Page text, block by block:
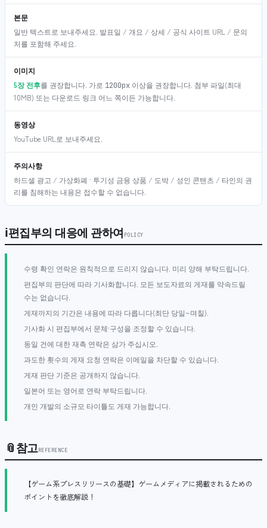
본문
일반 텍스트로 보내주세요. 발표일 / 개요 / 상세 / 공식 사이트 URL / 문의
처를 포함해 주세요.
이미지
5장 전후를 권장합니다. 가로 1200px 이상을 권장합니다. 첨부 파일(최대
10MB) 또는 다운로드 링크 어느 쪽이든 가능합니다.
동영상
YouTube URL로 보내주세요.
주의사항
하드셀 광고 / 가상화폐 · 투기성 금융 상품 / 도박 / 성인 콘텐츠 / 타인의 권
리를 침해하는 내용은 접수할 수 없습니다.
ℹ편집부의 대응에 관하여 POLICY
수령 확인 연락은 원칙적으로 드리지 않습니다. 미리 양해 부탁드립니다.
편집부의 판단에 따라 기사화합니다. 모든 보도자료의 게재를 약속드릴
수는 없습니다.
게재까지의 기간은 내용에 따라 다릅니다(최단 당일~며칠).
기사화 시 편집부에서 문체·구성을 조정할 수 있습니다.
동일 건에 대한 재촉 연락은 삼가 주십시오.
과도한 횟수의 게재 요청 연락은 이메일을 차단할 수 있습니다.
게재 판단 기준은 공개하지 않습니다.
일본어 또는 영어로 연락 부탁드립니다.
개인 개발의 소규모 타이틀도 게재 가능합니다.
📎참고REFERENCE
【ゲーム系プレスリリースの基礎】ゲームメディアに掲載されるための
ポイントを徹底解説！